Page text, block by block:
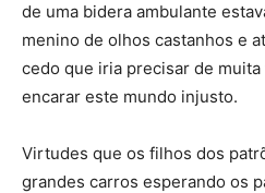
de uma bidera ambulante
menino de olhos castanhos e
cedo que iria precisar de
encarar este mundo injusto.
Virtudes que os filhos dos
grandes carros esperando os